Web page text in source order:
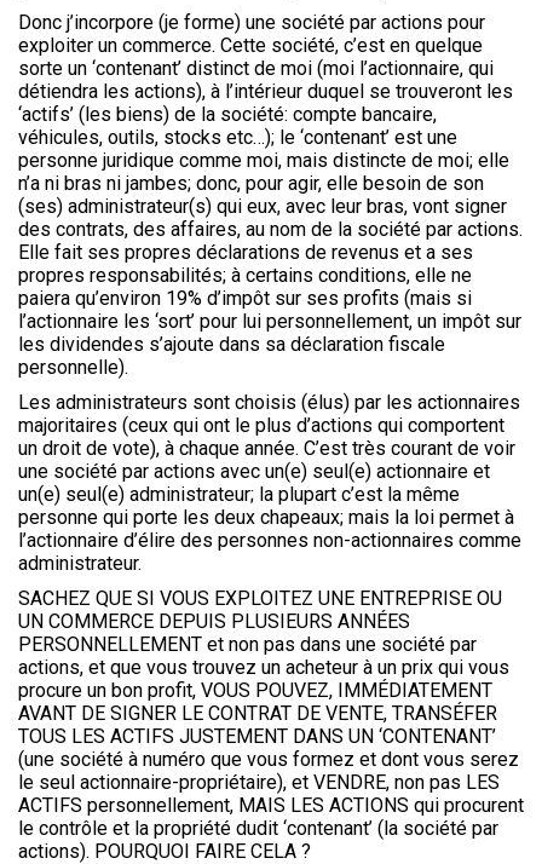
Donc j’incorpore (je forme) une société par actions pour
exploiter un commerce. Cette société, c’est en quelque
sorte un ‘contenant’ distinct de moi (moi l’actionnaire, qui
détiendra les actions), à l’intérieur duquel se trouveront les
‘actifs’ (les biens) de la société: compte bancaire,
véhicules, outils, stocks etc…); le ‘contenant’ est une
personne juridique comme moi, mais distincte de moi; elle
n’a ni bras ni jambes; donc, pour agir, elle besoin de son
(ses) administrateur(s) qui eux, avec leur bras, vont signer
des contrats, des affaires, au nom de la société par actions.
Elle fait ses propres déclarations de revenus et a ses
propres responsabilités; à certains conditions, elle ne
paiera qu’environ 19% d’impôt sur ses profits (mais si
l’actionnaire les ‘sort’ pour lui personnellement, un impôt sur
les dividendes s’ajoute dans sa déclaration fiscale
personnelle).
Les administrateurs sont choisis (élus) par les actionnaires
majoritaires (ceux qui ont le plus d’actions qui comportent
un droit de vote), à chaque année. C’est très courant de voir
une société par actions avec un(e) seul(e) actionnaire et
un(e) seul(e) administrateur; la plupart c’est la même
personne qui porte les deux chapeaux; mais la loi permet à
l’actionnaire d’élire des personnes non-actionnaires comme
administrateur.
SACHEZ QUE SI VOUS EXPLOITEZ UNE ENTREPRISE OU
UN COMMERCE DEPUIS PLUSIEURS ANNÉES
PERSONNELLEMENT et non pas dans une société par
actions, et que vous trouvez un acheteur à un prix qui vous
procure un bon profit, VOUS POUVEZ, IMMÉDIATEMENT
AVANT DE SIGNER LE CONTRAT DE VENTE, TRANSÉFER
TOUS LES ACTIFS JUSTEMENT DANS UN ‘CONTENANT’
(une société à numéro que vous formez et dont vous serez
le seul actionnaire-propriétaire), et VENDRE, non pas LES
ACTIFS personnellement, MAIS LES ACTIONS qui procurent
le contrôle et la propriété dudit ‘contenant’ (la société par
actions). POURQUOI FAIRE CELA ?